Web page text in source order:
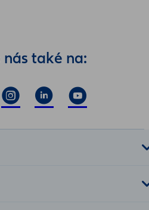
také na: